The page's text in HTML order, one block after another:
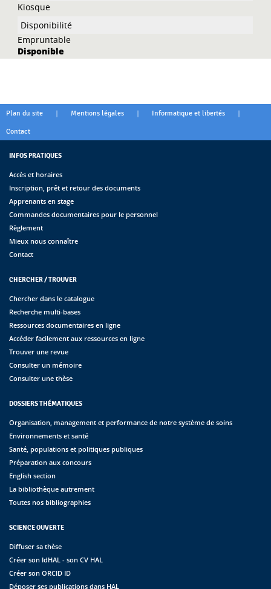
Kiosque
Empruntable
Disponible
Plan du site | Mentions légales | Informatique et libertés |
Contact
INFOS PRATIQUES
Accès et horaires
Inscription, prêt et retour des documents
Apprenants en stage
Commandes documentaires pour le personnel
Règlement
Mieux nous connaître
Contact
CHERCHER / TROUVER
Chercher dans le catalogue
Recherche multi-bases
Ressources documentaires en ligne
Accéder facilement aux ressources en ligne
Trouver une revue
Consulter un mémoire
Consulter une thèse
DOSSIERS THÉMATIQUES
Organisation, management et performance de notre système de soins
Environnements et santé
Santé, populations et politiques publiques
Préparation aux concours
English section
La bibliothèque autrement
Toutes nos bibliographies
SCIENCE OUVERTE
Diffuser sa thèse
Créer son IdHAL - son CV HAL
Créer son ORCID ID
Déposer ses publications dans HAL